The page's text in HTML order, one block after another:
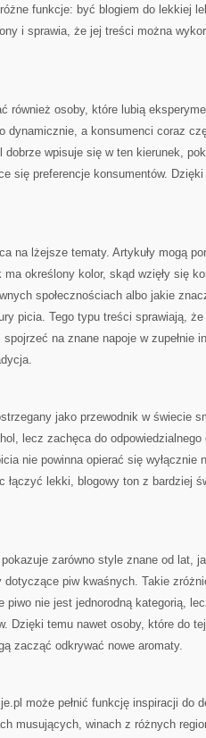
funkcje: być blogiem do lekkiej
i sprawia, że jej treści można
również osoby, które lubią
dynamicznie, a konsumenci coraz
dobrze wpisuje się w ten kierunek,
się preferencje konsumentów.
na lżejsze tematy. Artykuły mogą
określony kolor, skąd wzięły się
społecznościach albo jakie
picia. Tego typu treści sprawiają,
na znane napoje w zupełnie
jako przewodnik w świecie
lecz zachęca do
nie powinna opierać się
łączyć lekki, blogowy ton z bardziej
zarówno style znane od lat,
dotyczące piw kwaśnych. Takie
piwo nie jest jednorodną kategorią,
Dzięki temu nawet osoby, które do
zacząć odkrywać nowe aromaty.
może pełnić funkcję inspiracji do
musujących, winach z różnych